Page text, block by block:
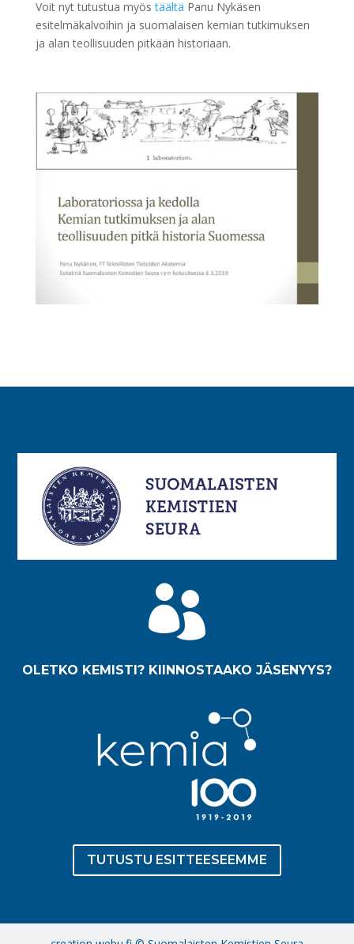
Voit nyt tutustua myöstäältä Panu Nykäsen
esitelmäkalvoihin ja suomalaisen kemian tutkimuksen
ja alan teollisuuden pitkään historiaan.

OLETKO KEMISTI? KIINNOSTAAKO JÄSENYYS?
TUTUSTU ESITTEESEEMME